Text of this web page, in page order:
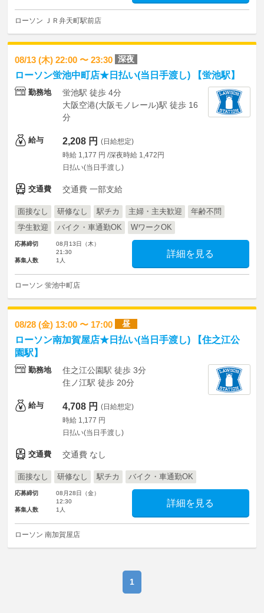
ローソン ＪＲ弁天町駅前店
08/13 (木) 22:00 〜 23:30 深夜
ローソン蛍池中町店★日払い(当日手渡し) 【蛍池駅】
勤務地
蛍池駅 徒歩 4分
大阪空港(大阪モノレール)駅 徒歩 16
分
給与 2,208 円 (日給想定)
時給 1,177 円 /深夜時給 1,472円
日払い(当日手渡し)
交通費 交通費 一部支給
面接なし 研修なし 駅チカ 主婦・主夫歓迎
年齢不問
学生歓迎
バイク・車通勤OK WワークOK
応募締切
08月13日（木）
21:30
募集人数
1人
詳細を見る
ローソン 蛍池中町店
08/28 (金) 13:00 〜 17:00 昼
ローソン南加賀屋店★日払い(当日手渡し) 【住之江公
園駅】
勤務地
住之江公園駅 徒歩 3分
住ノ江駅 徒歩 20分
給与 4,708 円 (日給想定)
時給 1,177 円
日払い(当日手渡し)
交通費 交通費 なし
面接なし 研修なし 駅チカ バイク・車通勤OK
応募締切
08月28日（金）
12:30
募集人数
1人
詳細を見る
ローソン 南加賀屋店
1